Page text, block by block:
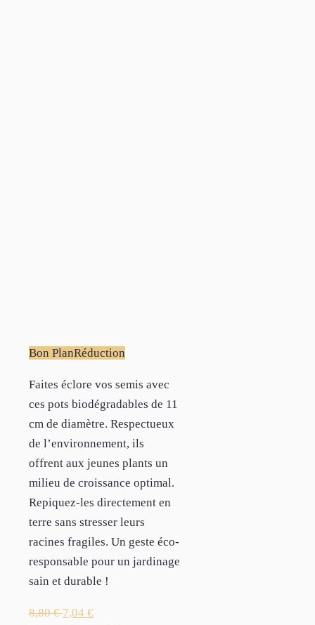
Bon PlanRéduction
Faites éclore vos semis avec
ces pots biodégradables de 11
cm de diamètre. Respectueux
de l’environnement, ils
offrent aux jeunes plants un
milieu de croissance optimal.
Repiquez-les directement en
terre sans stresser leurs
racines fragiles. Un geste éco-
responsable pour un jardinage
sain et durable !
8,80€ 7,04 €